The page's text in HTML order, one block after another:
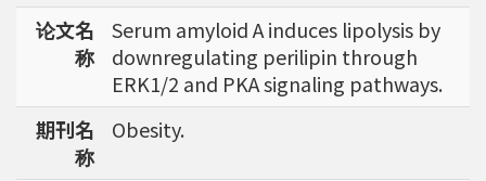
代定序了解台湾乳癌病患中基因体中的变异以及
演化，试图了解癌症复发机制。同时透过次世代
定序解出台湾帝雉全基因体资讯。这样的讯息是
只能从基因组分析而无法从生态调查得知，在在
强调了解台湾特有物种基因资讯的重要性。
论文名
称
Serum amyloid A induces lipolysis by
downregulating perilipin through
ERK1/2 and PKA signaling pathways.
期刊名
称
Obesity.